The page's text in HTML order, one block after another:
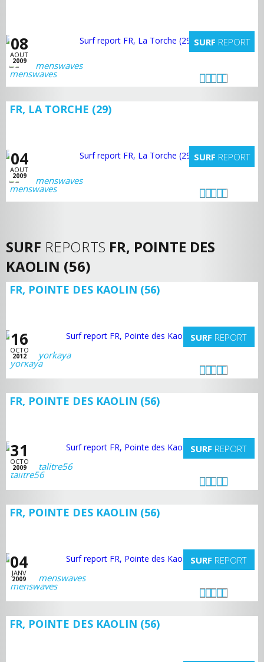
08
AOUT
2009
SURF REPORT
menswaves
FR, LA TORCHE (29)
04
AOUT
2009
SURF REPORT
menswaves
SURF REPORTS FR, POINTE DES
KAOLIN (56)
FR, POINTE DES KAOLIN (56)
16
OCTO
2012
SURF REPORT
yorkaya
FR, POINTE DES KAOLIN (56)
31
OCTO
2009
SURF REPORT
talitre56
FR, POINTE DES KAOLIN (56)
04
JANV
2009
SURF REPORT
menswaves
FR, POINTE DES KAOLIN (56)